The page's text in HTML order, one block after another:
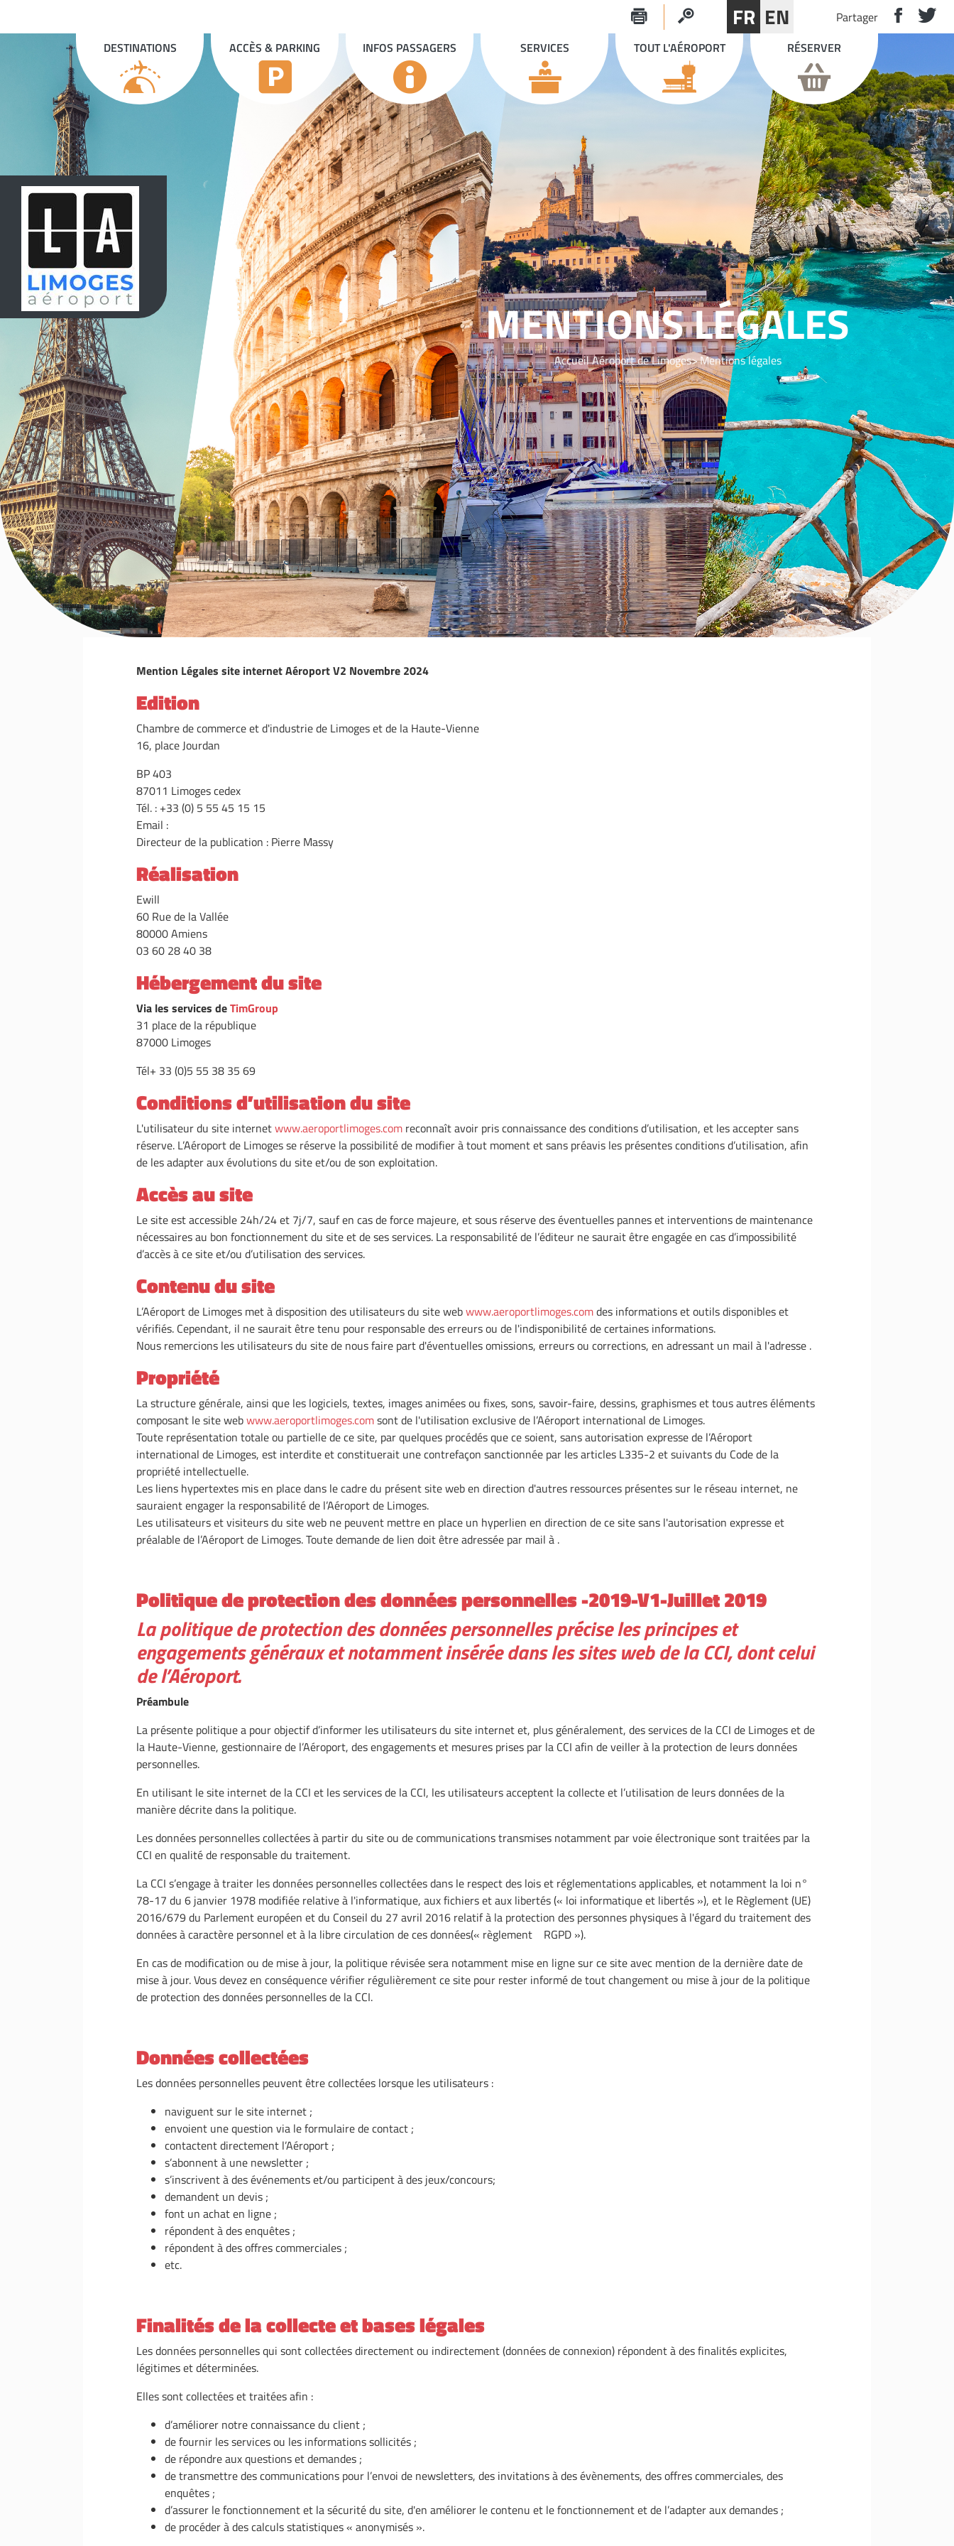
FR EN
Partager
DESTINATIONS
ACCÈS & PARKING INFOS PASSAGERS SERVICES TOUT L'AÉROPORT RÉSERVER
MENTIONS LÉGALES
Accueil Aéroport de Limoges Mentions légales
Mention Légales site internet Aéroport V2 Novembre 2024
Edition
Chambre de commerce et d'industrie de Limoges et de la Haute-Vienne
16, place Jourdan
BP 403
87011 Limoges cedex
Tél. : +33 (0) 5 55 45 15 15
Email :
Directeur de la publication : Pierre Massy
Réalisation
Ewill
60 Rue de la Vallée
80000 Amiens
03 60 28 40 38
Hébergement du site
Via les services deTimGroup
31 place de la république
87000 Limoges
Tél+ 33 (0)5 55 38 35 69
Conditions d’utilisation du site
L'utilisateur du site internetwww.aeroportlimoges.com reconnaît avoir pris connaissance des conditions d’utilisation, et les accepter sans
réserve. L’Aéroport de Limoges se réserve la possibilité de modifier à tout moment et sans préavis les présentes conditions d’utilisation, afin
de les adapter aux évolutions du site et/ou de son exploitation.
Accès au site
Le site est accessible 24h/24 et 7j/7, sauf en cas de force majeure, et sous réserve des éventuelles pannes et interventions de maintenance
nécessaires au bon fonctionnement du site et de ses services. La responsabilité de l’éditeur ne saurait être engagée en cas d’impossibilité
d’accès à ce site et/ou d’utilisation des services.
Contenu du site
L’Aéroport de Limoges met à disposition des utilisateurs du site webwww.aeroportlimoges.comdes informations et outils disponibles et
vérifiés. Cependant, il ne saurait être tenu pour responsable des erreurs ou de l'indisponibilité de certaines informations.
Nous remercions les utilisateurs du site de nous faire part d'éventuelles omissions, erreurs ou corrections, en adressant un mail à l'adresse .
Propriété
La structure générale, ainsi que les logiciels, textes, images animées ou fixes, sons, savoir-faire, dessins, graphismes et tous autres éléments
composant le site webwww.aeroportlimoges.comsont de l'utilisation exclusive de l’Aéroport international de Limoges.
Toute représentation totale ou partielle de ce site, par quelques procédés que ce soient, sans autorisation expresse de l’Aéroport
international de Limoges, est interdite et constituerait une contrefaçon sanctionnée par les articles L335-2 et suivants du Code de la
propriété intellectuelle.
Les liens hypertextes mis en place dans le cadre du présent site web en direction d'autres ressources présentes sur le réseau internet, ne
sauraient engager la responsabilité de l’Aéroport de Limoges.
Les utilisateurs et visiteurs du site web ne peuvent mettre en place un hyperlien en direction de ce site sans l'autorisation expresse et
préalable de l’Aéroport de Limoges. Toute demande de lien doit être adressée par mail à .
Politique de protection des données personnelles -2019-V1-Juillet 2019
La politique de protection des données personnelles précise les principes et
engagements généraux et notamment insérée dans les sites web de la CCI, dont celui
de l’Aéroport.
Préambule
La présente politique a pour objectif d’informer les utilisateurs du site internet et, plus généralement, des services de la CCI de Limoges et de
la Haute-Vienne, gestionnaire de l’Aéroport, des engagements et mesures prises par la CCI afin de veiller à la protection de leurs données
personnelles.
En utilisant le site internet de la CCI et les services de la CCI, les utilisateurs acceptent la collecte et l’utilisation de leurs données de la
manière décrite dans la politique.
Les données personnelles collectées à partir du site ou de communications transmises notamment par voie électronique sont traitées par la
CCI en qualité de responsable du traitement.
La CCI s’engage à traiter les données personnelles collectées dans le respect des lois et réglementations applicables, et notamment la loi n°
78-17 du 6 janvier 1978 modifiée relative à l'informatique, aux fichiers et aux libertés (« loi informatique et libertés »), et le Règlement (UE)
2016/679 du Parlement européen et du Conseil du 27 avril 2016 relatif à la protection des personnes physiques à l'égard du traitement des
données à caractère personnel et à la libre circulation de ces données(« règlement RGPD »).
En cas de modification ou de mise à jour, la politique révisée sera notamment mise en ligne sur ce site avec mention de la dernière date de
mise à jour. Vous devez en conséquence vérifier régulièrement ce site pour rester informé de tout changement ou mise à jour de la politique
de protection des données personnelles de la CCI.
Données collectées
Les données personnelles peuvent être collectées lorsque les utilisateurs :
naviguent sur le site internet ;
envoient une question via le formulaire de contact ;
contactent directement l’Aéroport ;
s’abonnent à une newsletter ;
s’inscrivent à des événements et/ou participent à des jeux/concours;
demandent un devis ;
font un achat en ligne ;
répondent à des enquêtes ;
répondent à des offres commerciales ;
etc.
Finalités de la collecte et bases légales
Les données personnelles qui sont collectées directement ou indirectement (données de connexion) répondent à des finalités explicites,
légitimes et déterminées.
Elles sont collectées et traitées afin :
d’améliorer notre connaissance du client ;
de fournir les services ou les informations sollicités ;
de répondre aux questions et demandes ;
de transmettre des communications pour l’envoi de newsletters, des invitations à des évènements, des offres commerciales, des
enquêtes ;
d’assurer le fonctionnement et la sécurité du site, d'en améliorer le contenu et le fonctionnement et de l’adapter aux demandes ;
de procéder à des calculs statistiques « anonymisés ».